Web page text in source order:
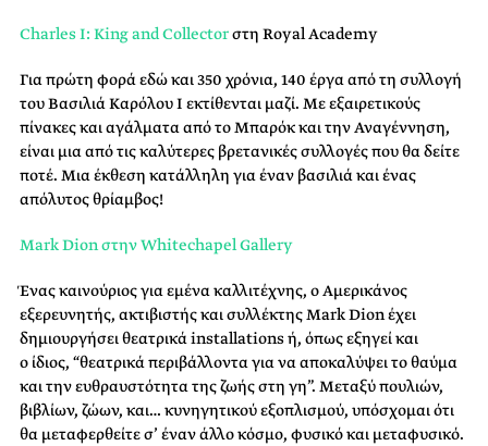
Charles I: King and Collectorστη Royal Academy
Για πρώτη φορά εδώ και 350 χρόνια, 140 έργα από τη συλλογή
του Βασιλιά Καρόλου Ι εκτίθενται μαζί. Με εξαιρετικούς
πίνακες και αγάλματα από το Μπαρόκ και την Αναγέννηση,
είναι μια από τις καλύτερες βρετανικές συλλογές που θα δείτε
ποτέ. Μια έκθεση κατάλληλη για έναν βασιλιά και ένας
απόλυτος θρίαμβος!
Mark Dion στην Whitechapel Gallery
Ένας καινούριος για εμένα καλλιτέχνης, ο Αμερικάνος
εξερευνητής, ακτιβιστής και συλλέκτης Mark Dion έχει
δημιουργήσει θεατρικά installations ή, όπως εξηγεί και
ο ίδιος, “θεατρικά περιβάλλοντα για να αποκαλύψει το θαύμα
και την ευθραυστότητα της ζωής στη γη”. Μεταξύ πουλιών,
βιβλίων, ζώων, και… κυνηγητικού εξοπλισμού, υπόσχομαι ότι
θα μεταφερθείτε σ’ έναν άλλο κόσμο, φυσικό και μεταφυσικό.